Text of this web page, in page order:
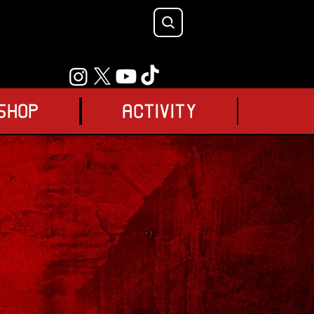
ACTIVITY